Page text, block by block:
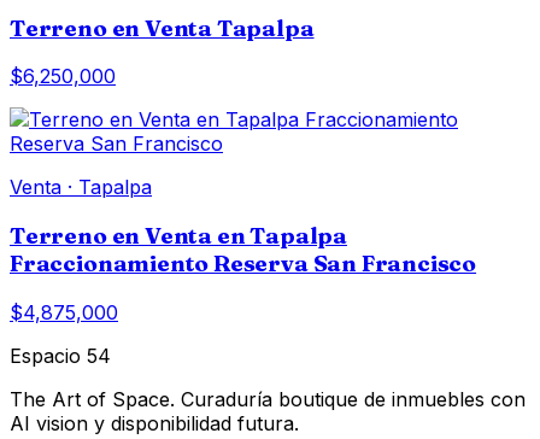
Terreno en Venta Tapalpa
$6,250,000
Venta · Tapalpa
Terreno en Venta en Tapalpa
Fraccionamiento Reserva San Francisco
$4,875,000
Espacio 54
The Art of Space. Curaduría boutique de inmuebles con
AI vision y disponibilidad futura.